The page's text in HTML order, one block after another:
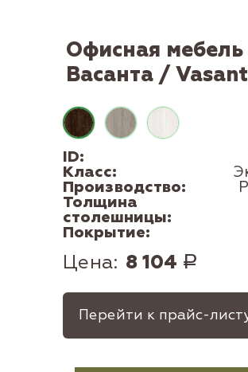
Офисная мебель
Васанта /
ID:
Класс:
Производство:
Толщина
столешницы:
Покрытие:
Цена: 8 104 Р
Перейти к прайс-